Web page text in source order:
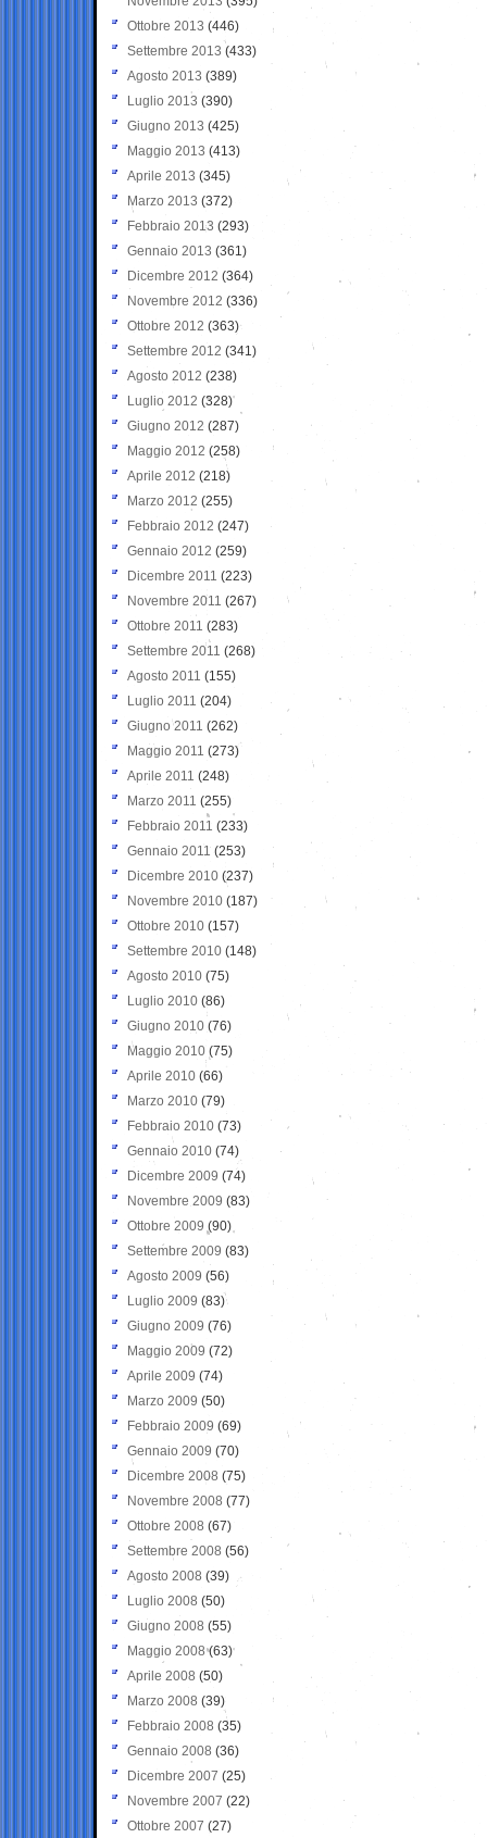
Ottobre 2013 (446)
Settembre 2013 (433)
Agosto 2013 (389)
Luglio 2013 (390)
Giugno 2013 (425)
Maggio 2013 (413)
Aprile 2013 (345)
Marzo 2013 (372)
Febbraio 2013 (293)
Gennaio 2013 (361)
Dicembre 2012 (364)
Novembre 2012 (336)
Ottobre 2012 (363)
Settembre 2012 (341)
Agosto 2012 (238)
Luglio 2012 (328)
Giugno 2012 (287)
Maggio 2012 (258)
Aprile 2012 (218)
Marzo 2012 (255)
Febbraio 2012 (247)
Gennaio 2012 (259)
Dicembre 2011 (223)
Novembre 2011 (267)
Ottobre 2011 (283)
Settembre 2011 (268)
Agosto 2011 (155)
Luglio 2011 (204)
Giugno 2011 (262)
Maggio 2011 (273)
Aprile 2011 (248)
Marzo 2011 (255)
Febbraio 2011 (233)
Gennaio 2011 (253)
Dicembre 2010 (237)
Novembre 2010 (187)
Ottobre 2010 (157)
Settembre 2010 (148)
Agosto 2010 (75)
Luglio 2010 (86)
Giugno 2010 (76)
Maggio 2010 (75)
Aprile 2010 (66)
Marzo 2010 (79)
Febbraio 2010 (73)
Gennaio 2010 (74)
Dicembre 2009 (74)
Novembre 2009 (83)
Ottobre 2009 (90)
Settembre 2009 (83)
Agosto 2009 (56)
Luglio 2009 (83)
Giugno 2009 (76)
Maggio 2009 (72)
Aprile 2009 (74)
Marzo 2009 (50)
Febbraio 2009 (69)
Gennaio 2009 (70)
Dicembre 2008 (75)
Novembre 2008 (77)
Ottobre 2008 (67)
Settembre 2008 (56)
Agosto 2008 (39)
Luglio 2008 (50)
Giugno 2008 (55)
Maggio 2008(63)
Aprile 2008 (50)
Marzo 2008 (39)
Febbraio 2008 (35)
Gennaio 2008 (36)
Dicembre 2007 (25)
Novembre 2007 (22)
Ottobre 2007 (27)